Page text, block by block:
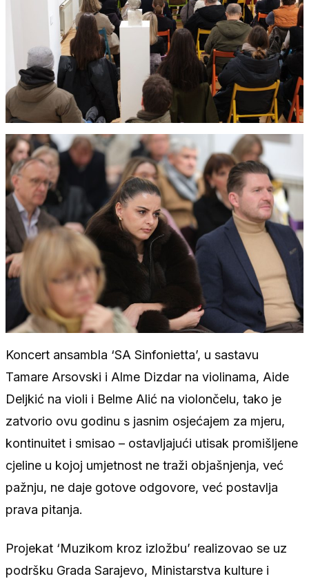
Koncert ansambla ‘SA Sinfonietta’, u sastavu
Tamare Arsovski i Alme Dizdar na violinama, Aide
Deljkić na violi i Belme Alić na violončelu, tako je
zatvorio ovu godinu s jasnim osjećajem za mjeru,
kontinuitet i smisao – ostavljajući utisak promišljene
cjeline u kojoj umjetnost ne traži objašnjenja, već
pažnju, ne daje gotove odgovore, već postavlja
prava pitanja.
Projekat ‘Muzikom kroz izložbu’ realizovao se uz
podršku Grada Sarajevo, Ministarstva kulture i